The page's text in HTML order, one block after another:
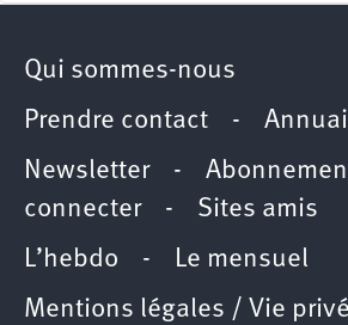
Qui sommes-nous
Prendre contact -
Newsletter -
connecter- Sites amis
L’hebdo - Le mensuel
Mentions légales / Vie